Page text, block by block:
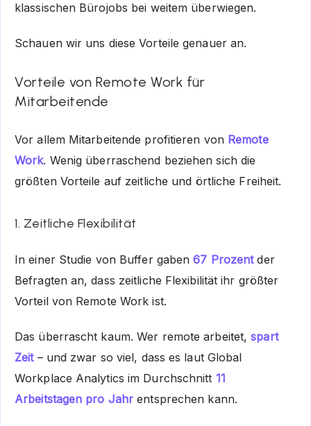
klassischen Bürojobs bei weitem überwiegen.
Schauen wir uns diese Vorteile genauer an.
Vorteile von Remote Work für
Mitarbeitende
Vor allem Mitarbeitende profitieren von Remote
Work. Wenig überraschend beziehen sich die
größten Vorteile auf zeitliche und örtliche Freiheit.
1. Zeitliche Flexibilität
In einer Studie von Buffer gaben67 Prozentder
Befragten an, dass zeitliche Flexibilität ihr größter
Vorteil von Remote Work ist.
Das überrascht kaum. Wer remote arbeitet,spart
Zeit– und zwar so viel, dass es laut Global
Workplace Analytics im Durchschnitt 11
Arbeitstagen pro Jahr entsprechen kann.